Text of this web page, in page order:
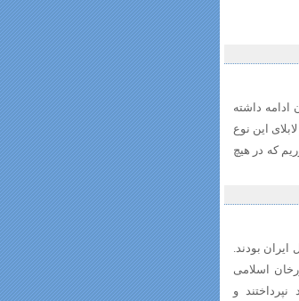
ادامه داشته
این نوع
که در هیچ
بودند.
اسلامی
و